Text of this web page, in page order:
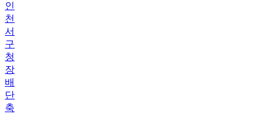
인
천
서
구
청
장
배
단
축